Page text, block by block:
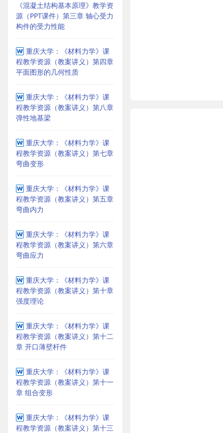
《混凝土结构基本原理》教学资
源（PPT课件）第三章 轴心受力
构件的受力性能
重庆大学：《材料力学》课
程教学资源（教案讲义）第四章
平面图形的几何性质
重庆大学：《材料力学》课
程教学资源（教案讲义）第八章
弹性地基梁
重庆大学：《材料力学》课
程教学资源（教案讲义）第七章
弯曲变形
重庆大学：《材料力学》课
程教学资源（教案讲义）第五章
弯曲内力
重庆大学：《材料力学》课
程教学资源（教案讲义）第六章
弯曲应力
重庆大学：《材料力学》课
程教学资源（教案讲义）第十章
强度理论
重庆大学：《材料力学》课
程教学资源（教案讲义）第十二
章 开口薄壁杆件
重庆大学：《材料力学》课
程教学资源（教案讲义）第十一
章 组合变形
重庆大学：《材料力学》课
程教学资源（教案讲义）第十三